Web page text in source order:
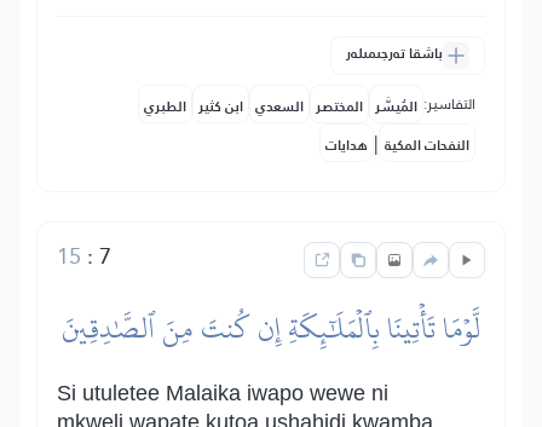
باشقا تەرجىمىلەر
التفاسير: المُيسَّر المختصر السعدي ابن كثير الطبري
النفحات المكية | هدايات
7
:
15
لَّوۡمَا تَأۡتِينَا بِٱلۡمَلَٰٓئِكَةِ إِن كُنتَ مِنَ ٱلصَّٰدِقِينَ
Si utuletee Malaika iwapo wewe ni
mkweli wapate kutoa ushahidi kwamba